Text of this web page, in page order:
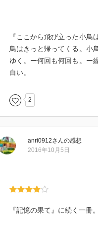
『ここから飛び立った小
鳥はきっと帰ってくる。小
ゆく。ー何回も何回も。ー
白い。
2
anri0912さんの感想
2016年10月5日
『記憶の果て』に続く一冊。